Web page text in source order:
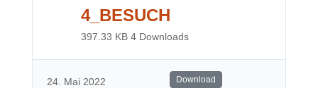
4_BESUCH
397.33 KB 4 Downloads
24. Mai 2022 Download